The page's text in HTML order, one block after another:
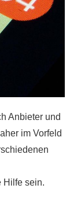
Anbieter und
im Vorfeld
Hilfe sein.